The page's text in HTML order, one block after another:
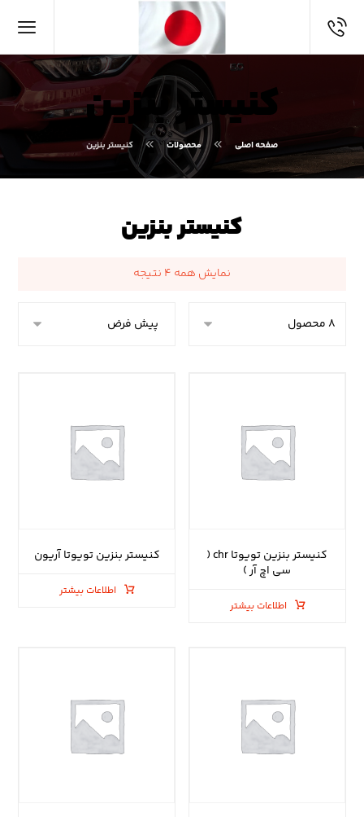
کنیستر بنزین
صفحه اصلی محصولات کنیستر بنزین
کنیستر بنزین
نمایش همه ۴ نتیجه
کنیستر بنزین تویوتا chr (
سی اچ آر )
اطلاعات بیشتر
کنیستر بنزین تویوتا آریون
اطلاعات بیشتر